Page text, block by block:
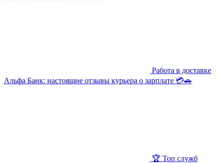
Работа в доставке
Альфа Банк: настоящие отзывы курьера о зарплате 💳🚗
🏆 Топ служб